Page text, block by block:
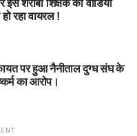
शराबी शिक्षक का वीडियो
रहा वायरल !
पर हुआ नैनीताल दुग्ध संघ के
का आरोप।